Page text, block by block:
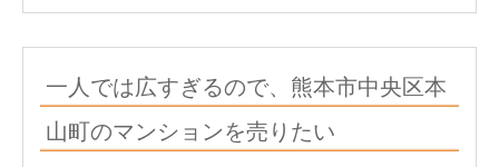
一人では広すぎるので、熊本市中央区本
山町のマンションを売りたい